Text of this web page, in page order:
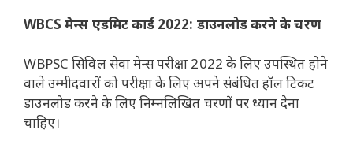
WBCS मेन्स एडमिट कार्ड 2022: डाउनलोड करने के चरण
WBPSC सिविल सेवा मेन्स परीक्षा 2022 के लिए उपस्थित होने
वाले उम्मीदवारों को परीक्षा के लिए अपने संबंधित हॉल टिकट
डाउनलोड करने के लिए निम्नलिखित चरणों पर ध्यान देना
चाहिए।